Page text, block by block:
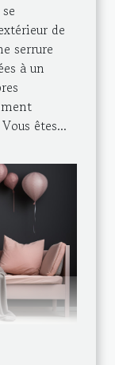
de
serrure
à un
êtes...